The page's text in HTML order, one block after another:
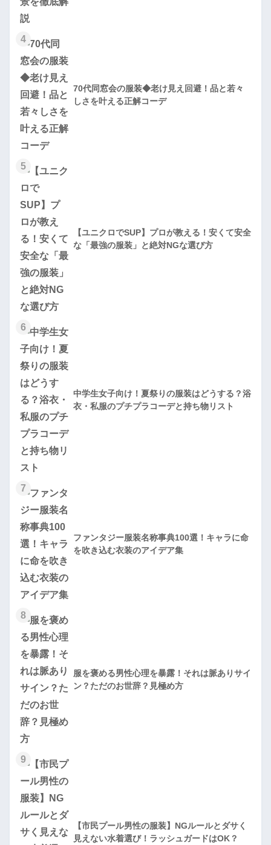
4
70代同窓会の服装◆老け見え回避！品と若々
しさを叶える正解コーデ
5
【ユニクロでSUP】プロが教える！安くて安全
な「最強の服装」と絶対NGな選び方
6
中学生女子向け！夏祭りの服装はどうする？浴
衣・私服のプチプラコーデと持ち物リスト
7
ファンタジー服装名称事典100選！キャラに命
を吹き込む衣装のアイデア集
8
服を褒める男性心理を暴露！それは脈ありサイ
ン？ただのお世辞？見極め方
9
【市民プール男性の服装】NGルールとダサく
見えない水着選び！ラッシュガードはOK？